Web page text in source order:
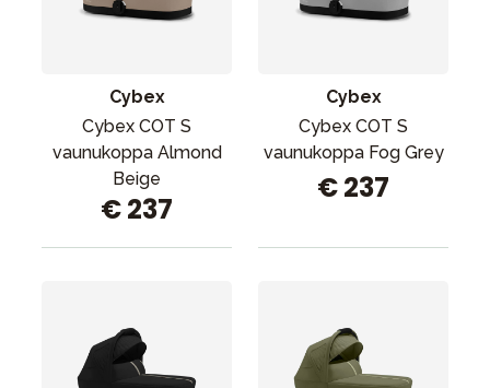
Cybex
Cybex COT S
vaunukoppa Almond
Beige
€ 237
Cybex
Cybex COT S
vaunukoppa Fog Grey
€ 237